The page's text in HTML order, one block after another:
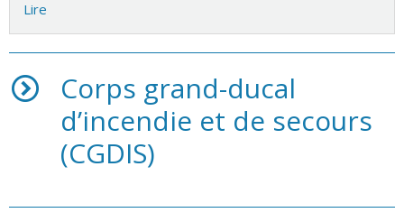
Lire
Corps grand-ducal
d’incendie et de secours
(CGDIS)